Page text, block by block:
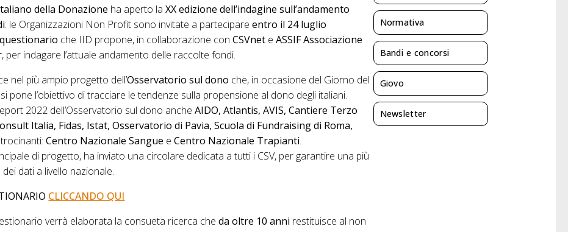
della Donazione ha aperto laXX edizione dell’indagine sull’andamento
: le Organizzazioni Non Profit sono invitate a partecipareentro il 24 luglio
questionario che IID propone, in collaborazione conCSVnet eASSIF Associazione
, per indagare l’attuale andamento delle raccolte fondi.
nel più ampio progetto dell’Osservatorio sul dono che, in occasione del Giorno del
pone l’obiettivo di tracciare le tendenze sulla propensione al dono degli italiani.
2022 dell’Osservatorio sul dono ancheAIDO, Atlantis, AVIS, Cantiere Terzo
Italia, Fidas, Istat, Osservatorio di Pavia, Scuola di Fundraising di Roma,
Centro Nazionale Sangue e Centro Nazionale Trapianti.
di progetto, ha inviato una circolare dedicata a tutti i CSV, per garantire una più
dati a livello nazionale.
CLICCANDO QUI
verrà elaborata la consueta ricerca cheda oltre 10 anni restituisce al non
Normativa
Bandi e concorsi
Giovo
Newsletter